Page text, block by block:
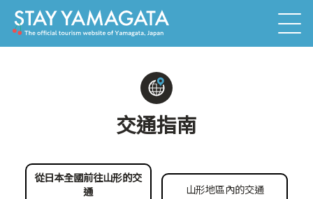
交通指南
從日本全國前往山形的交
通
山形地區內的交通